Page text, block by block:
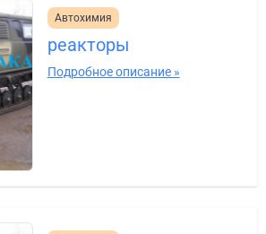
Автохимия
реакторы
Подробное описание »